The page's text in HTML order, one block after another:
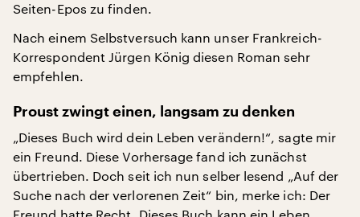
Seiten-Epos zu finden.
Nach einem Selbstversuch kann unser Frankreich-
Korrespondent Jürgen König diesen Roman sehr
empfehlen.
Proust zwingt einen, langsam zu denken
„Dieses Buch wird dein Leben verändern!“, sagte mir
ein Freund. Diese Vorhersage fand ich zunächst
übertrieben. Doch seit ich nun selber lesend „Auf der
Suche nach der verlorenen Zeit“ bin, merke ich: Der